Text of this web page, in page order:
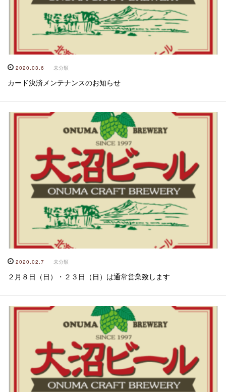
2020.03.6 未分類
カード決済メンテナンスのお知らせ
2020.02.7 未分類
２月８日（日）・２３日（日）は通常営業致します